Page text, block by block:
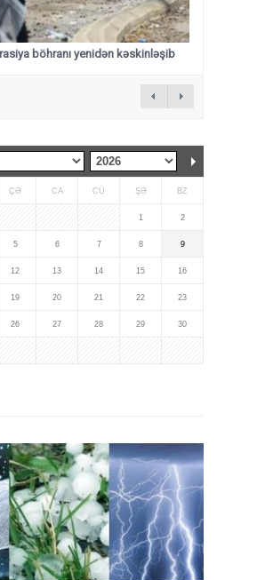
böhranı yenidən kəskinləşib
ÇƏ CA CÜ ŞƏ BZ
1 2
5 6 7 8 9
12 13 14 15 16
19 20 21 22 23
26 27 28 29 30